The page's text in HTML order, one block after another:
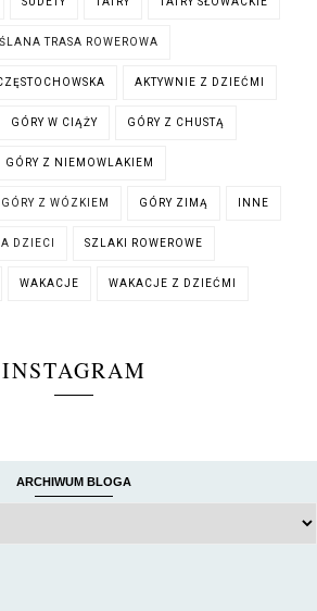
TRASA ROWEROWA
AKTYWNIE Z DZIEĆMI
GÓRY W CIĄŻY GÓRY Z CHUSTĄ
GÓRY Z NIEMOWLAKIEM
GÓRY Z WÓZKIEM GÓRY ZIMĄ INNE
DZIECI SZLAKI ROWEROWE
WAKACJE WAKACJE Z DZIEĆMI
INSTAGRAM
ARCHIWUM BLOGA